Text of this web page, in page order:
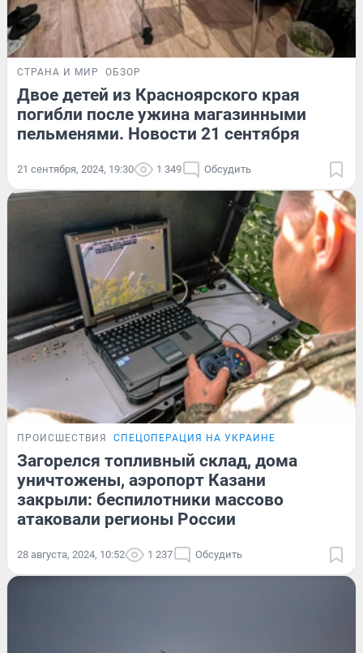
СТРАНА И МИР ОБЗОР
Двое детей из Красноярского края
погибли после ужина магазинными
пельменями. Новости 21 сентября
21 сентября, 2024, 19:30 1 349 Обсудить
ПРОИСШЕСТВИЯ СПЕЦОПЕРАЦИЯ НА УКРАИНЕ
Загорелся топливный склад, дома
уничтожены, аэропорт Казани
закрыли: беспилотники массово
атаковали регионы России
28 августа, 2024, 10:52 1 237 Обсудить